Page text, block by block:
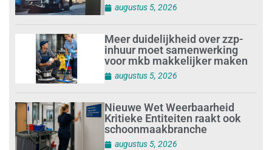
augustus 5, 2026
Meer duidelijkheid over zzp-
inhuur moet samenwerking
voor mkb makkelijker maken
augustus 5, 2026
Nieuwe Wet Weerbaarheid
Kritieke Entiteiten raakt ook
schoonmaakbranche
augustus 5, 2026